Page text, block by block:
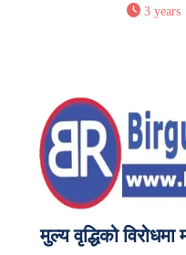
3 years
मुल्य वृद्धिको विरोधमा